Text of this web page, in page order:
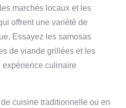
marchés locaux et les
offrent une variété de
Essayez les samosas
de viande grillées et les
expérience culinaire
cuisine traditionnelle ou en